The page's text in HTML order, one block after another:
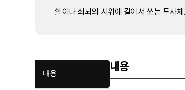
활이나 쇠뇌의 시위에 걸어서 쏘는 투사체.
내용
내용